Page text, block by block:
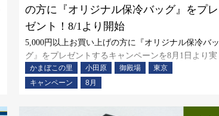
の方に『オリジナル保冷バッグ』をプレ
ゼント！8/1より開始
5,000円以上お買い上げの方に『オリジナル保冷バッ
グ』をプレゼントするキャンペーンを8月1日より実
施いたします。
かまぼこの里 小田原 御殿場
東京
キャンペーン
8月